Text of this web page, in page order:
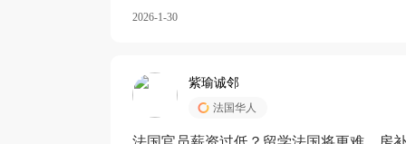
2026-1-30
紫瑜诚邻
法国华人